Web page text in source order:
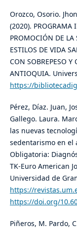
Orozco, Osorio.
(2020). PROGRAMA
PROMOCIÓN DE LA
ESTILOS DE VIDA
CON SOBREPESO Y
ANTIOQUIA.
https://
Pérez, Díaz. Juan,
Gallego. Laura.
las nuevas
sedentarismo en el
Obligatoria:
TK-Euro American
Universidad de
https://
https://doi.org/
Piñeros, M. Pardo,